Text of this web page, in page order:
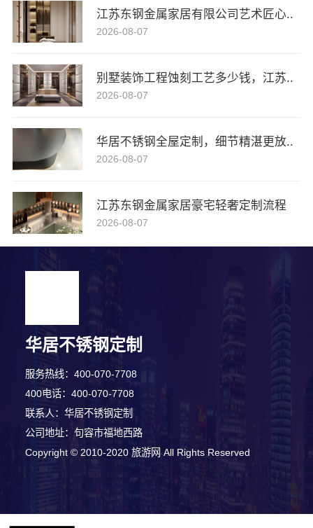
江苏东钢金属家居有限公司艺术匠心..
2026-08-07
别墅装饰工程蚀刻工艺多少钱，江苏..
2026-08-07
华居不锈钢全屋定制，细节精湛更放..
2026-08-07
江苏东钢金属家居豪宅轻奢定制流程
2026-08-07
华居不锈钢定制
服务热线：400-070-7708
400电话：400-070-7708
联系人：华居不锈钢定制
公司地址：句容市福地西路
Copyright © 2010-2020 旅游网 All Rights Reserved